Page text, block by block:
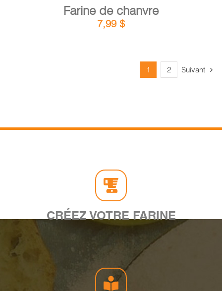
Farine de chanvre
7,99 $
1 2 Suivant
CRÉEZ VOTRE FARINE